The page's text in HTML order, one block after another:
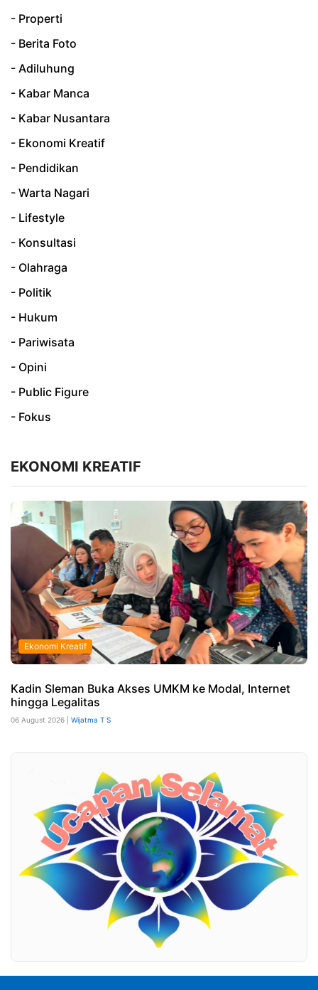
- Properti
- Berita Foto
- Adiluhung
- Kabar Manca
- Kabar Nusantara
- Ekonomi Kreatif
- Pendidikan
- Warta Nagari
- Lifestyle
- Konsultasi
- Olahraga
- Politik
- Hukum
- Pariwisata
- Opini
- Public Figure
- Fokus
EKONOMI KREATIF
Ekonomi Kreatif
Kadin Sleman Buka Akses UMKM ke Modal, Internet
hingga Legalitas
06 August 2026 | Wijatma T S